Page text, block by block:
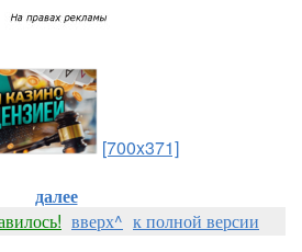
[700x371]
далее
вверх^ к полной версии